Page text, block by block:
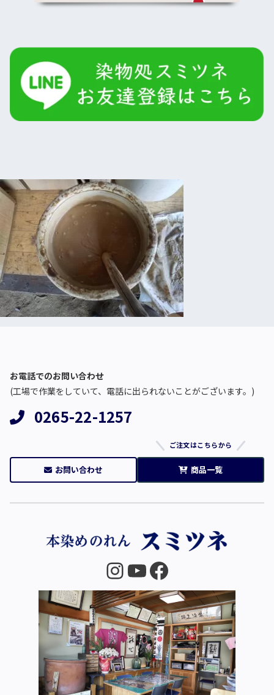
お電話でのお問い合わせ
(工場で作業をしていて、電話に出られないことがございます。)
0265-22-1257
お問い合わせ
ご注文はこちらから
商品一覧